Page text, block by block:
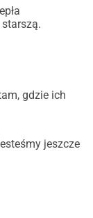
gdzie ich
jeszcze